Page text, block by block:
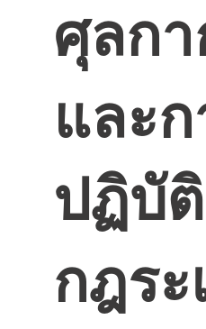
ศุลก
และ
ปฏิบั
กฎระ